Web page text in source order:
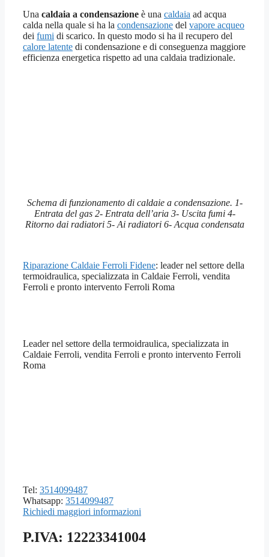
Una caldaia a condensazione è una caldaia ad acqua
calda nella quale si ha la condensazione del vapore acqueo
dei fumi di scarico. In questo modo si ha il recupero del
calore latente di condensazione e di conseguenza maggiore
efficienza energetica rispetto ad una caldaia tradizionale.
Schema di funzionamento di caldaie a condensazione. 1-
Entrata del gas 2- Entrata dell’aria 3- Uscita fumi 4-
Ritorno dai radiatori 5- Ai radiatori 6- Acqua condensata
Riparazione Caldaie Ferroli Fidene: leader nel settore della
termoidraulica, specializzata in Caldaie Ferroli, vendita
Ferroli e pronto intervento Ferroli Roma
Leader nel settore della termoidraulica, specializzata in
Caldaie Ferroli, vendita Ferroli e pronto intervento Ferroli
Roma
Tel: 3514099487
Whatsapp: 3514099487
Richiedi maggiori informazioni
P.IVA: 12223341004